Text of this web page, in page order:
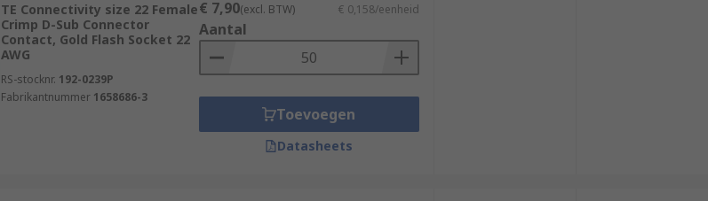
TE Connectivity size 22 Female
Crimp D-Sub Connector
Contact, Gold Flash Socket 22
AWG
RS-stocknr. 192-0239P
Fabrikantnummer 1658686-3
€ 7,90(excl. BTW) € 0,158/eenheid
Aantal
Toevoegen
Datasheets